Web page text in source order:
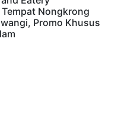
Nongkrong
Promo Khusus